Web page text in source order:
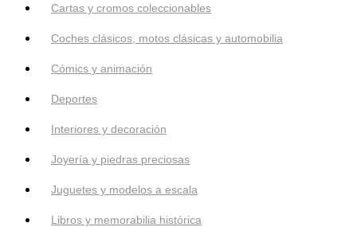
Cartas y cromos coleccionables
Coches clásicos, motos clásicas y automobilia
Cómics y animación
Deportes
Interiores y decoración
Joyería y piedras preciosas
Juguetes y modelos a escala
Libros y memorabilia histórica